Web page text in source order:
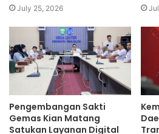
July 25, 2026
Pengembangan Sakti
Gemas Kian Matang
Satukan Layanan Digital